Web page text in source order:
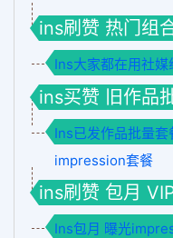
ins刷赞 热门组
Ins大家都在用社
ins买赞 旧作品
Ins已发作品批量
impression套餐
ins刷赞 包月
Ins包月 曝光